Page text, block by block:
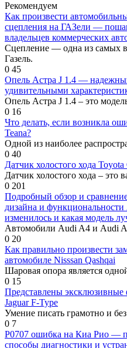
Рекомендуем
Как произвести
сцепления на ГАЗели —
владельцев коммерческих
Сцепление — одна из самых
Газель.
0 45
Опель Астра J 1.4 —
удивительными
Опель Астра J 1.4 – это
0 16
Что делать, если возникла
Teana?
Одной из наиболее
0 40
Датчик холостого хода
Датчик холостого хода – это
0 201
Подробный обзор и
дизайна и
изменилось и какая модель
Автомобили Audi A4 и Audi
0 20
Как правильно произвести
автомобиле Nisssan Qashqai
Шаровая опора является
0 15
Представлены эксклюзивные
Jaguar F-Type
Умение писать грамотно и
0 7
Р0707 ошибка на Киа Рио —
способы диагностики и